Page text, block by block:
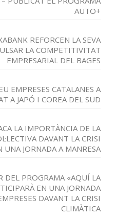
AUTO+
REFORCEN LA SEVA
LA COMPETITIVITAT
EMPRESARIAL DEL BAGES
EMPRESES CATALANES A
A JAPÓ I COREA DEL SUD
LA IMPORTÀNCIA DE LA
DAVANT LA CRISI
UNA JORNADA A MANRESA
DEL PROGRAMA «AQUÍ LA
EN UNA JORNADA
DAVANT LA CRISI
CLIMÀTICA